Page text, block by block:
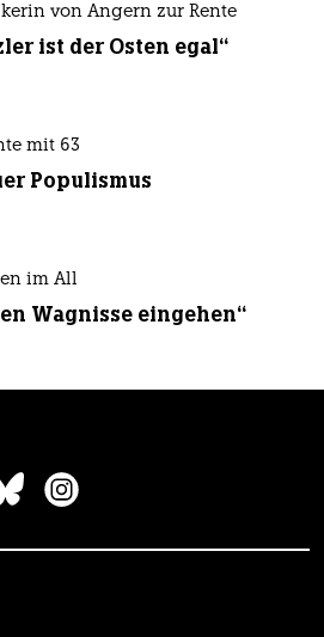
von Angern zur Rente
ist der Osten egal“
mit 63
Populismus
im All
Wagnisse eingehen“